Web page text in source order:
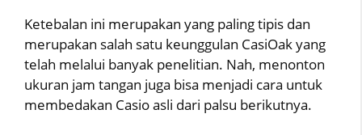
Ketebalan ini merupakan yang paling tipis dan
merupakan salah satu keunggulan CasiOak yang
telah melalui banyak penelitian. Nah, menonton
ukuran jam tangan juga bisa menjadi cara untuk
membedakan Casio asli dari palsu berikutnya.